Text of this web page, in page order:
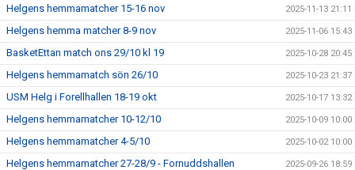
Helgens hemmamatcher 15-16 nov 2025-11-13 21:11
Helgens hemma matcher 8-9 nov 2025-11-06 15:43
BasketEttan match ons 29/10 kl 19 2025-10-28 20:45
Helgens hemmamatch sön 26/10 2025-10-23 21:37
USM Helg i Forellhallen 18-19 okt 2025-10-17 13:32
Helgens hemmamatcher 10-12/10 2025-10-09 10:00
Helgens hemmamatcher 4-5/10 2025-10-02 10:00
Helgens hemmamatcher 27-28/9 - Fornuddshallen 2025-09-26 18:59